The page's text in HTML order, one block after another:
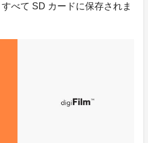
べて SD カードに保存されま